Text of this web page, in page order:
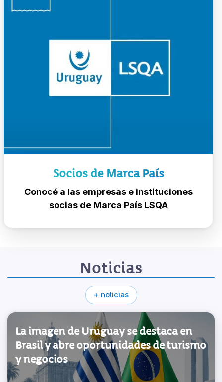
Socios de Marca País
Conocé a las empresas e instituciones
socias de Marca País LSQA
Noticias
+ noticias
La imagen de Uruguay se destaca en
Brasil y abre oportunidades de turismo
y negocios